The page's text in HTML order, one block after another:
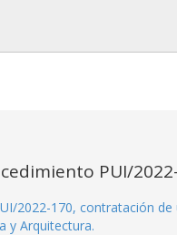
PUI/
2022-170, contratación
y Arquitectura.